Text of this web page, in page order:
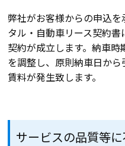
弊社がお客様からの申込
タル・自動車リース契約書
契約が成立します。納車
を調整し、原則納車日か
賃料が発生致します。
サービスの品質等